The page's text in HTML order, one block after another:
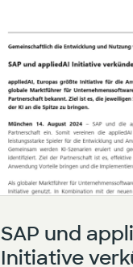
SAP und
Initiative